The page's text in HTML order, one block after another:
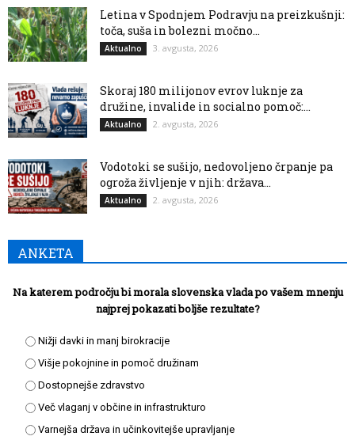
Letina v Spodnjem Podravju na preizkušnji:
toča, suša in bolezni močno...
Aktualno 3. avgusta, 2026
Skoraj 180 milijonov evrov luknje za
družine, invalide in socialno pomoč:...
Aktualno 2. avgusta, 2026
Vodotoki se sušijo, nedovoljeno črpanje pa
ogroža življenje v njih: država...
Aktualno 2. avgusta, 2026
ANKETA
Na katerem področju bi morala slovenska vlada po vašem mnenju
najprej pokazati boljše rezultate?
Nižji davki in manj birokracije
Višje pokojnine in pomoč družinam
Dostopnejše zdravstvo
Več vlaganj v občine in infrastrukturo
Varnejša država in učinkovitejše upravljanje